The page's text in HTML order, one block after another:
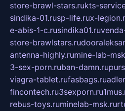
store-brawl-stars.rukts-
sindika-01.rusp-life.rux-
e-abis-1-c.rusindika01.ru
store-brawlstars.ru
antenna-highly.rumine-lab-
3-sex-porn.ruban-damn.ru
viagra-tablet.rufasbags.ru
fincontech.ru3sexporn.ru
rebus-toys.ruminelab-msk.ru